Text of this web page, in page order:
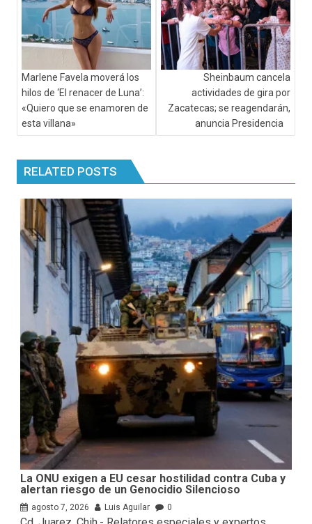
Marlene Favela moverá los
hilos de ‘El renacer de Luna’:
«Quiero que se enamoren de
esta villana»
Sheinbaum cancela
actividades de gira por
Zacatecas; se reagendarán,
anuncia Presidencia
RELATED POSTS
La ONU exigen a EU cesar hostilidad contra Cuba y
alertan riesgo de un Genocidio Silencioso
agosto 7, 2026 Luis Aguilar 0